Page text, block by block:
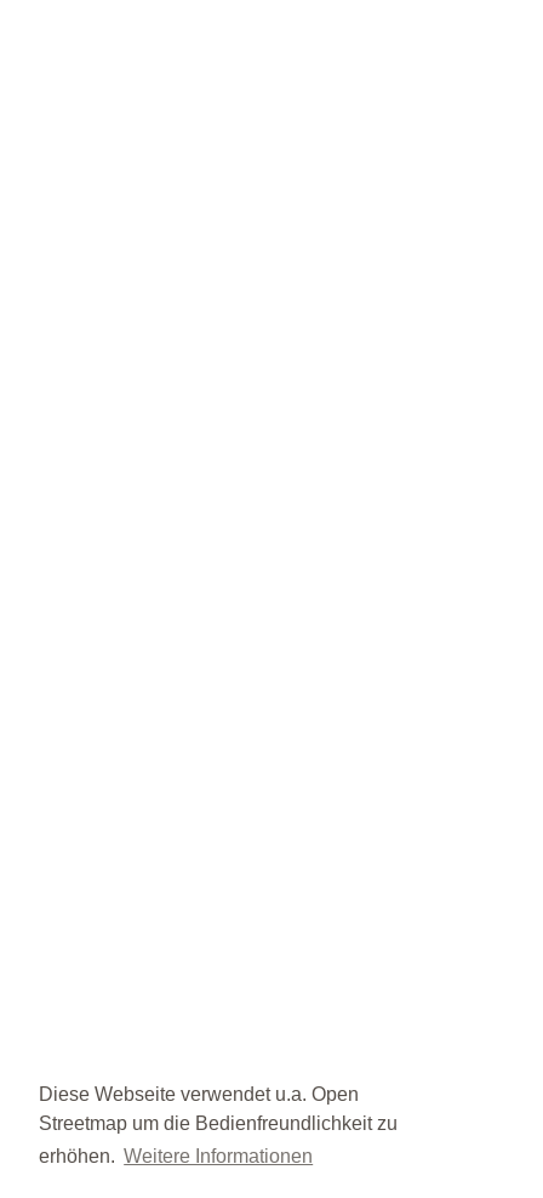
Diese Webseite verwendet u.a. Open
Streetmap um die Bedienfreundlichkeit zu
erhöhen. Weitere Informationen